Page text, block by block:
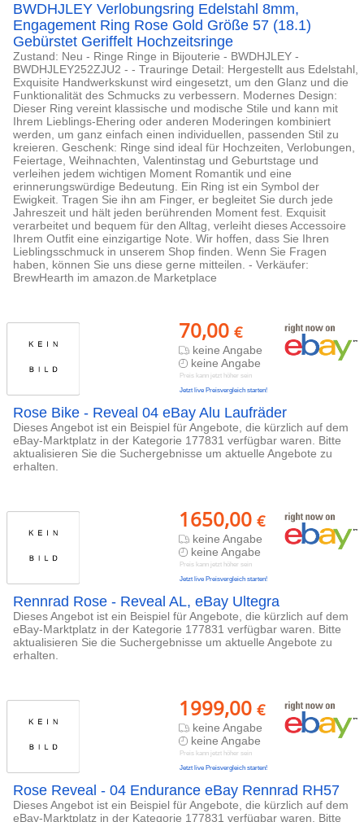
BWDHJLEY Verlobungsring Edelstahl 8mm,
Engagement Ring Rose Gold Größe 57 (18.1)
Gebürstet Geriffelt Hochzeitsringe
Zustand: Neu - Ringe Ringe in Bijouterie - BWDHJLEY -
BWDHJLEY252ZJU2 - - Trauringe Detail: Hergestellt aus Edelstahl,
Exquisite Handwerkskunst wird eingesetzt, um den Glanz und die
Funktionalität des Schmucks zu verbessern. Modernes Design:
Dieser Ring vereint klassische und modische Stile und kann mit
Ihrem Lieblings-Ehering oder anderen Moderingen kombiniert
werden, um ganz einfach einen individuellen, passenden Stil zu
kreieren. Geschenk: Ringe sind ideal für Hochzeiten, Verlobungen,
Feiertage, Weihnachten, Valentinstag und Geburtstage und
verleihen jedem wichtigen Moment Romantik und eine
erinnerungswürdige Bedeutung. Ein Ring ist ein Symbol der
Ewigkeit. Tragen Sie ihn am Finger, er begleitet Sie durch jede
Jahreszeit und hält jeden berührenden Moment fest. Exquisit
verarbeitet und bequem für den Alltag, verleiht dieses Accessoire
Ihrem Outfit eine einzigartige Note. Wir hoffen, dass Sie Ihren
Lieblingsschmuck in unserem Shop finden. Wenn Sie Fragen
haben, können Sie uns diese gerne mitteilen. - Verkäufer:
BrewHearth im amazon.de Marketplace
70,00 €
keine Angabe
keine Angabe
Preis kann jetzt höher sein
Jetzt live Preisvergleich starten!
Rose Bike - Reveal 04 eBay Alu Laufräder
Dieses Angebot ist ein Beispiel für Angebote, die kürzlich auf dem
eBay-Marktplatz in der Kategorie 177831 verfügbar waren. Bitte
aktualisieren Sie die Suchergebnisse um aktuelle Angebote zu
erhalten.
1650,00 €
keine Angabe
keine Angabe
Preis kann jetzt höher sein
Jetzt live Preisvergleich starten!
Rennrad Rose - Reveal AL, eBay Ultegra
Dieses Angebot ist ein Beispiel für Angebote, die kürzlich auf dem
eBay-Marktplatz in der Kategorie 177831 verfügbar waren. Bitte
aktualisieren Sie die Suchergebnisse um aktuelle Angebote zu
erhalten.
1999,00 €
keine Angabe
keine Angabe
Preis kann jetzt höher sein
Jetzt live Preisvergleich starten!
Rose Reveal - 04 Endurance eBay Rennrad RH57
Dieses Angebot ist ein Beispiel für Angebote, die kürzlich auf dem
eBay-Marktplatz in der Kategorie 177831 verfügbar waren. Bitte